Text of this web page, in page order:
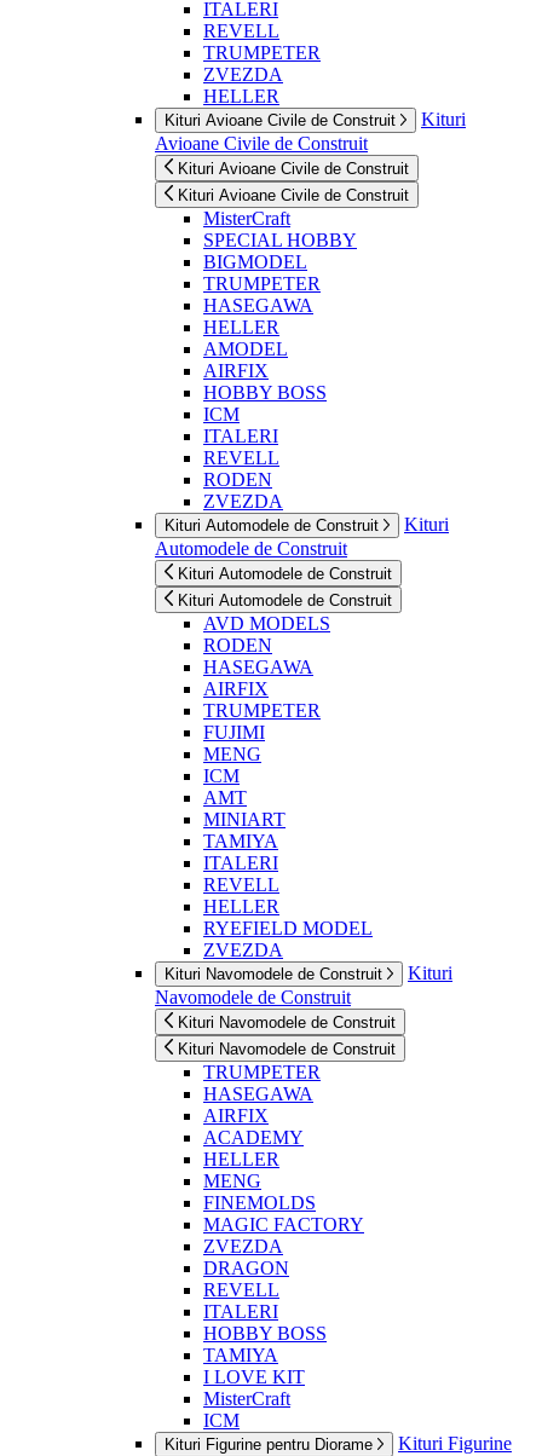
ITALERI
REVELL
TRUMPETER
ZVEZDA
HELLER
Kituri Avioane Civile de Construit
Kituri
Avioane Civile de Construit
Kituri Avioane Civile de Construit
Kituri Avioane Civile de Construit
MisterCraft
SPECIAL HOBBY
BIGMODEL
TRUMPETER
HASEGAWA
HELLER
AMODEL
AIRFIX
HOBBY BOSS
ICM
ITALERI
REVELL
RODEN
ZVEZDA
Kituri Automodele de Construit
Kituri
Automodele de Construit
Kituri Automodele de Construit
Kituri Automodele de Construit
AVD MODELS
RODEN
HASEGAWA
AIRFIX
TRUMPETER
FUJIMI
MENG
ICM
AMT
MINIART
TAMIYA
ITALERI
REVELL
HELLER
RYEFIELD MODEL
ZVEZDA
Kituri Navomodele de Construit
Kituri
Navomodele de Construit
Kituri Navomodele de Construit
Kituri Navomodele de Construit
TRUMPETER
HASEGAWA
AIRFIX
ACADEMY
HELLER
MENG
FINEMOLDS
MAGIC FACTORY
ZVEZDA
DRAGON
REVELL
ITALERI
HOBBY BOSS
TAMIYA
I LOVE KIT
MisterCraft
ICM
Kituri Figurine pentru Diorame
Kituri Figurine